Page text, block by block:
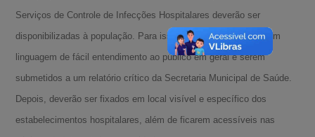
Serviços de Controle de Infecções Hospitalares deverão ser
disponibilizadas à população. Para isso, deverão ser escritos em
linguagem de fácil entendimento ao público em geral e serem
submetidos a um relatório crítico da Secretaria Municipal de Saúde.
Depois, deverão ser fixados em local visível e específico dos
estabelecimentos hospitalares, além de ficarem acessíveis nas